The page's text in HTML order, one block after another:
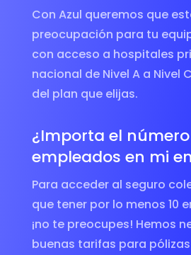
Con Azul queremos que
preocupación para tu
con acceso a hospitales
nacional de Nivel A a Nivel
del plan que elijas.
¿Importa el
empleados en mi
Para acceder al seguro
que tener por lo menos 10
¡no te preocupes! Hemos
buenas tarifas para